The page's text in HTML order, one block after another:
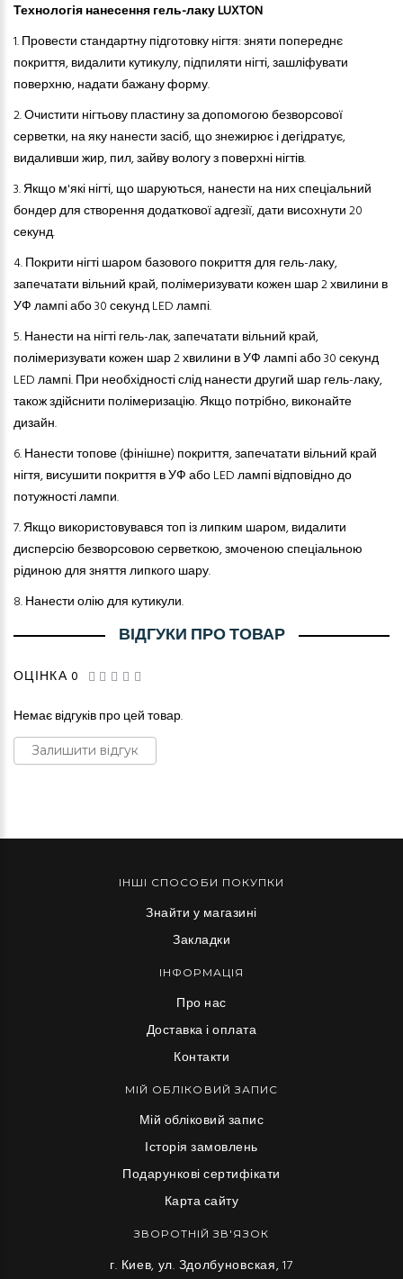
Технологія нанесення гель-лаку LUXTON
1. Провести стандартну підготовку нігтя: зняти попереднє
покриття, видалити кутикулу, підпиляти нігті, зашліфувати
поверхню, надати бажану форму.
2.Очистити нігтьову пластину за допомогою безворсової
серветки, на яку нанести засіб, що знежирює і дегідратує,
видаливши жир, пил, зайву вологу з поверхні нігтів.
3.Якщо м'які нігті, що шаруються,нанести на них спеціальний
бондер для створення додаткової адгезії, дати висохнути 20
секунд.
4.Покрити нігті шаром базового покриттядля гель-лаку,
запечатати вільний край, полімеризувати кожен шар 2 хвилини в
УФ лампі або 30 секунд LED лампі.
5.Нанести на нігті гель-лак, запечатати вільний край,
полімеризувати кожен шар 2 хвилини в УФ лампі або 30 секунд
LED лампі. При необхідності слід нанести другий шар гель-лаку,
також здійснити полімеризацію. Якщо потрібно, виконайте
дизайн.
6.Нанести топове (фінішне) покриття, запечатати вільний край
нігтя, висушити покриття в УФ або LED лампі відповідно до
потужності лампи.
7.Якщо використовувався топ із липким шаром, видалити
дисперсію безворсовою серветкою, змоченою спеціальною
рідиною для зняття липкого шару.
8.Нанести олію для кутикули.
ВІДГУКИ ПРО ТОВАР
ОЦІНКА 0
Немає відгуків про цей товар.
Залишити відгук
ІНШІ СПОСОБИ ПОКУПКИ
Знайти у магазині
Закладки
ІНФОРМАЦІЯ
Про нас
Доставка і оплата
Контакти
МІЙ ОБЛІКОВИЙ ЗАПИС
Мій обліковий запис
Історія замовлень
Подарункові сертифікати
Карта сайту
ЗВОРОТНІЙ ЗВ'ЯЗОК
г. Киев, ул. Здолбуновская, 17